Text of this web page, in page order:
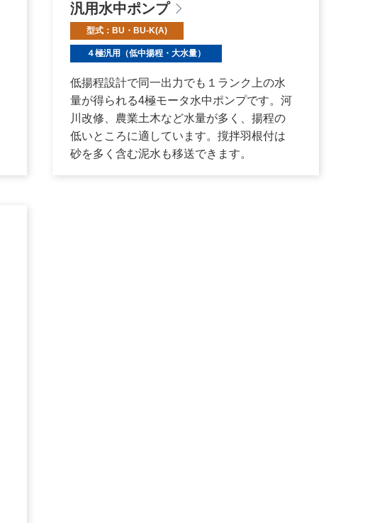
汎用水中ポンプ
型式：BU・BU-K(A)
４極汎用（低中揚程・大水量）
低揚程設計で同一出力でも１ランク上の水
量が得られる4極モータ水中ポンプです。河
川改修、農業土木など水量が多く、揚程の
低いところに適しています。撹拌羽根付は
砂を多く含む泥水も移送できます。